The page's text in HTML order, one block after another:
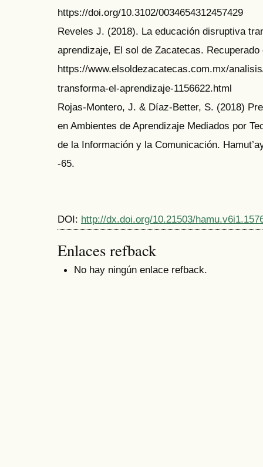
https://doi.org/10.3102/0034654312457429
Reveles J. (2018). La educación disruptiva
aprendizaje, El sol de Zacatecas. Recuperado
https://www.elsoldezacatecas.com.mx/
transforma-el-aprendizaje-1156622.html
Rojas-Montero, J. & Díaz-Better, S. (2018)
en Ambientes de Aprendizaje Mediados por
de la Información y la Comunicación.
-65.
DOI: http://dx.doi.org/10.21503/
Enlaces refback
No hay ningún enlace refback.